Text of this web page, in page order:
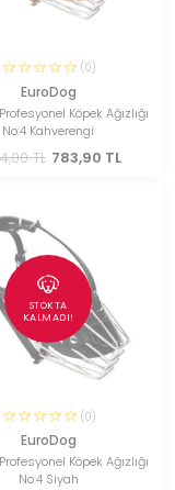
(0)
EuroDog
Köpek Ağızlığı
No:4 Kahverengi
TL 783,90 TL
STOKTA
KALMADI!
(0)
EuroDog
Köpek Ağızlığı
No:4 Siyah